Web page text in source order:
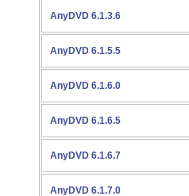
AnyDVD 6.1.3.6
AnyDVD 6.1.5.5
AnyDVD 6.1.6.0
AnyDVD 6.1.6.5
AnyDVD 6.1.6.7
AnyDVD 6.1.7.0